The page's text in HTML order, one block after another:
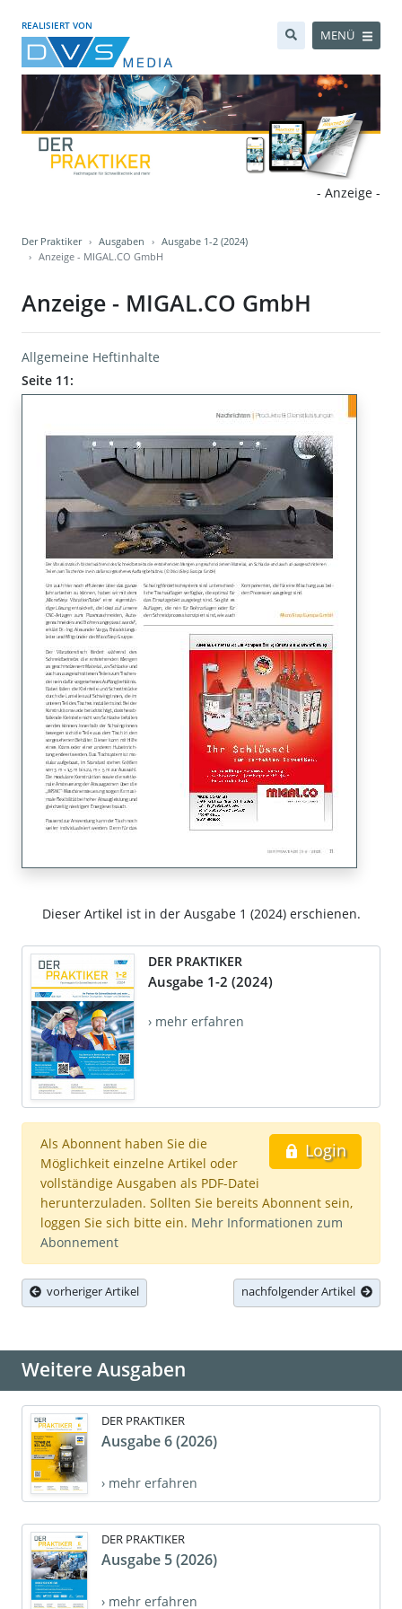
REALISIERT VON
MENÜ
- Anzeige -
Der Praktiker Ausgaben
Ausgabe 1-2 (2024)
Anzeige - MIGAL.CO GmbH
Anzeige - MIGAL.CO GmbH
Allgemeine Heftinhalte
Seite 11:
Dieser Artikel ist in der Ausgabe 1 (2024) erschienen.
DER PRAKTIKER
Ausgabe 1-2 (2024)
› mehr erfahren
Login
Als Abonnent haben Sie die
Möglichkeit einzelne Artikel oder
vollständige Ausgaben als PDF-Datei
herunterzuladen. Sollten Sie bereits Abonnent sein,
loggen Sie sich bitte ein. Mehr Informationen zum
Abonnement
vorheriger Artikel nachfolgender Artikel
Weitere Ausgaben
DER PRAKTIKER
Ausgabe 6 (2026)
› mehr erfahren
DER PRAKTIKER
Ausgabe 5 (2026)
› mehr erfahren